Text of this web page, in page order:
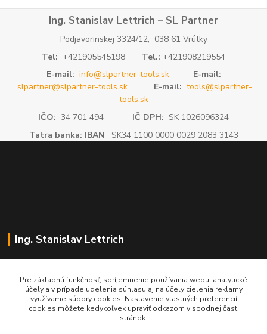
Ing. Stanislav Lettrich – SL Partner
Podjavorinskej 3324/12, 038 61 Vrútky
Tel: +421905545198 Tel.: +421908219554
E-mail: info@slpartner-tools.sk
E-mail:
slpartner@slpartner-tools.sk
E-mail: tools@slpartner-
tools.sk
IČO: 34 701 494 IČ DPH: SK 1026096324
Tatra banka: IBAN SK34 1100 0000 0029 2083 3143
Ing. Stanislav Lettrich
+421 905 545 198
NONSTOP
Pre základnú funkčnosť, spríjemnenie používania webu, analytické
účely a v prípade udelenia súhlasu aj na účely cielenia reklamy
využívame súbory cookies. Nastavenie vlastných preferencií
cookies môžete kedykoľvek upraviť odkazom v spodnej časti
stránok.